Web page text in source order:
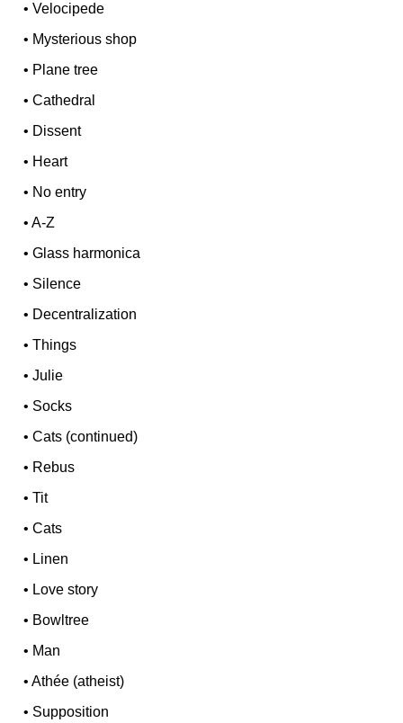
•Velocipede
• Mysterious shop
• Plane tree
•Cathedral
• Dissent
• Heart
• No entry
•A-Z
•Glass harmonica
• Silence
• Decentralization
•Things
•Julie
• Socks
•Cats (continued)
• Rebus
•Tit
•Cats
• Linen
• Love story
• Bowltree
• Man
•Athée (atheist)
• Supposition